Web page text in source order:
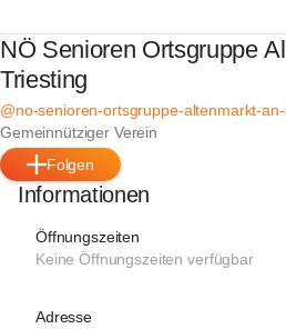
NÖ Senioren Ortsgruppe
Triesting
@no-senioren-ortsgruppe-altenmarkt-
Gemeinnütziger Verein
Folgen
Informationen
Öffnungszeiten
Keine Öffnungszeiten verfügbar
Adresse